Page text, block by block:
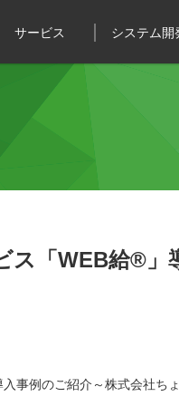
サービス システム開
ス「WEB給®️」
事例のご紹介～株式会社ち